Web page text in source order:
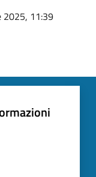
2025, 11:39